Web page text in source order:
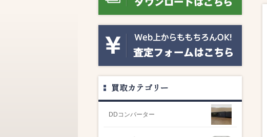
買取カテゴリー
DDコンバーター